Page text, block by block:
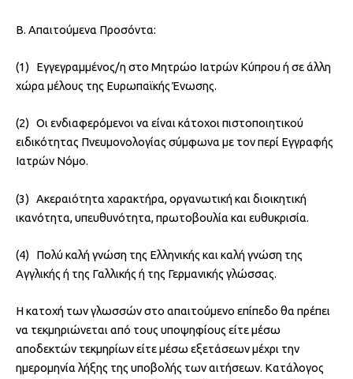
Β. Απαιτούμενα Προσόντα:
(1) Εγγεγραμμένος/η στο Μητρώο Ιατρών Κύπρου ή σε άλλη
χώρα μέλους της Ευρωπαϊκής Ένωσης.
(2) Οι ενδιαφερόμενοι να είναι κάτοχοι πιστοποιητικού
ειδικότητας Πνευμονολογίας σύμφωνα με τον περί Εγγραφής
Ιατρών Νόμο.
(3) Ακεραιότητα χαρακτήρα, οργανωτική και διοικητική
ικανότητα, υπευθυνότητα, πρωτοβουλία και ευθυκρισία.
(4) Πολύ καλή γνώση της Ελληνικής και καλή γνώση της
Αγγλικής ή της Γαλλικής ή της Γερμανικής γλώσσας.
Η κατοχή των γλωσσών στο απαιτούμενο επίπεδο θα πρέπει
να τεκμηριώνεται από τους υποψηφίους είτε μέσω
αποδεκτών τεκμηρίων είτε μέσω εξετάσεων μέχρι την
ημερομηνία λήξης της υποβολής των αιτήσεων. Κατάλογος